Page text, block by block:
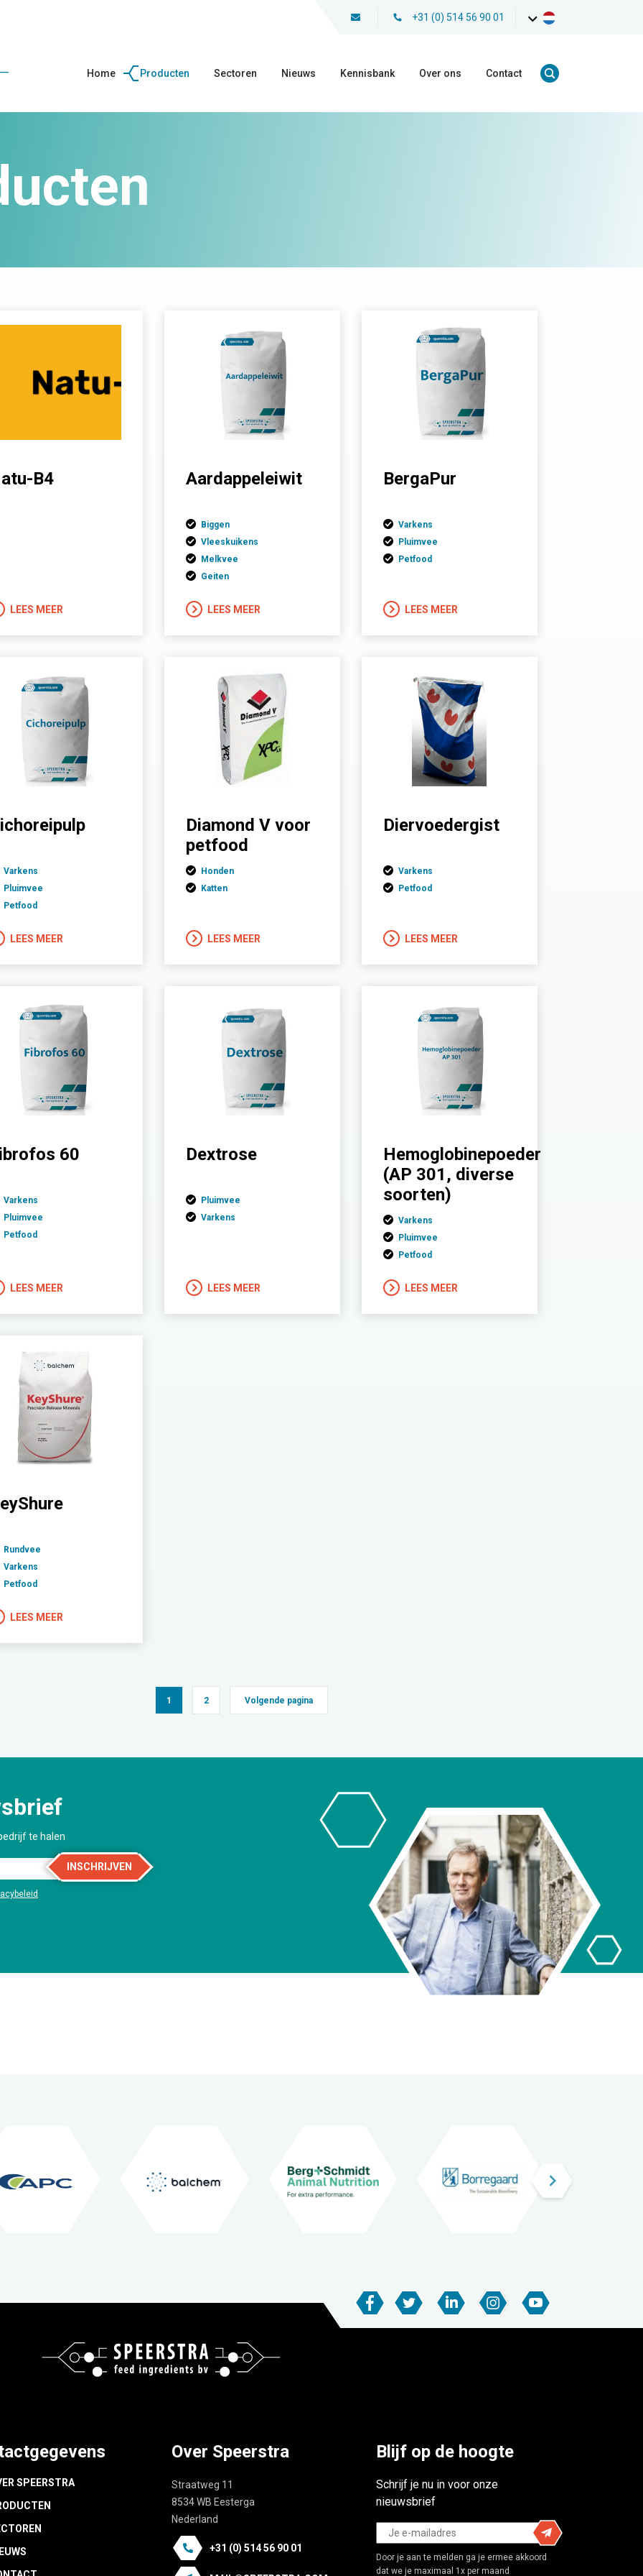
+31 (0) 514 56 90 01
Home Producten Sectoren Nieuws Kennisbank Over ons Contact
B4
LEES MEER
Aardappeleiwit
Biggen
Vleeskuikens
Melkvee
Geiten
LEES MEER
BergaPur
Varkens
Pluimvee
Petfood
LEES MEER
Varkens
Pluimvee
Petfood
LEES MEER
Diamond V voor
petfood
Honden
Katten
LEES MEER
Diervoedergist
Varkens
Petfood
LEES MEER
60
Varkens
Pluimvee
Petfood
LEES MEER
Dextrose
Pluimvee
Varkens
LEES MEER
Hemoglobinepoeder
(AP 301, diverse
soorten)
Varkens
Pluimvee
Petfood
LEES MEER
Rundvee
Varkens
Petfood
LEES MEER
1 2 Volgende pagina
te halen
INSCHRIJVEN
SPEERSTRA
Over Speerstra
Straatweg 11
8534 WB Eesterga
Nederland
+31 (0) 514 56 90 01
Blijf op de hoogte
Schrijf je nu in voor onze
nieuwsbrief
Door je aan te melden ga je ermee akkoord
dat we je maximaal 1x per maand